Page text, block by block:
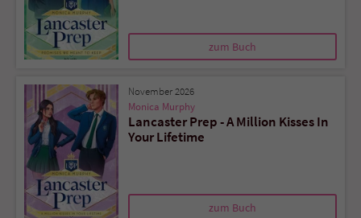
zum Buch
November 2026
Monica Murphy
Lancaster Prep - A Million Kisses In
Your Lifetime
zum Buch